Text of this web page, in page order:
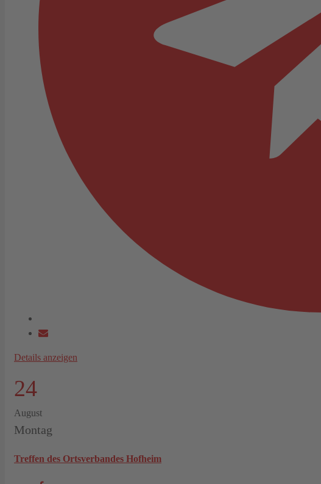
Details anzeigen
24
August
Montag
Treffen des Ortsverbandes Hofheim